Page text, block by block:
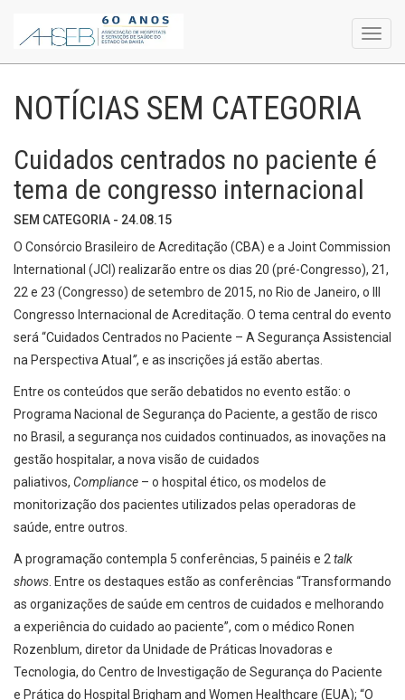
NOTÍCIAS SEM CATEGORIA
Cuidados centrados no paciente é
tema de congresso internacional
SEM CATEGORIA - 24.08.15
O Consórcio Brasileiro de Acreditação (CBA) e a Joint Commission
International (JCI) realizarão entre os dias 20 (pré-Congresso), 21,
22 e 23 (Congresso) de setembro de 2015, no Rio de Janeiro, o III
Congresso Internacional de Acreditação. O tema central do evento
será “Cuidados Centrados no Paciente – A Segurança Assistencial
na Perspectiva Atual ”, e as inscrições já estão abertas.
Entre os conteúdos que serão debatidos no evento estão: o
Programa Nacional de Segurança do Paciente, a gestão de risco
no Brasil, a segurança nos cuidados continuados, as inovações na
gestão hospitalar, a nova visão de cuidados
paliativos, Compliance – o hospital ético, os modelos de
monitorização dos pacientes utilizados pelas operadoras de
saúde, entre outros.
A programação contempla 5 conferências, 5 painéis e 2 talk
shows . Entre os destaques estão as conferências “Transformando
as organizações de saúde em centros de cuidados e melhorando
a experiência do cuidado ao paciente”, com o médico Ronen
Rozenblum, diretor da Unidade de Práticas Inovadoras e
Tecnologia, do Centro de Investigação de Segurança do Paciente
e Prática do Hospital Brigham and Women Healthcare (EUA); “O